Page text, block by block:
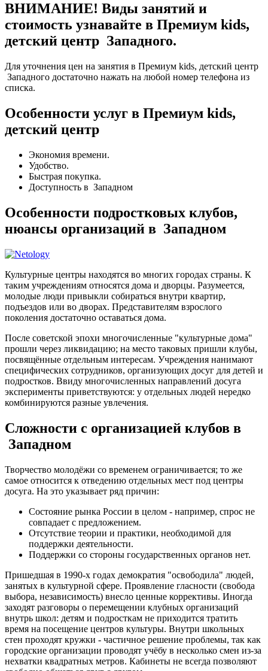
ВНИМАНИЕ! Виды занятий и
стоимость узнавайте в Премиум kids,
детский центр Западного.
Для уточнения цен на занятия в Премиум kids, детский центр
Западного достаточно нажать на любой номер телефона из
списка.
Особенности услуг в Премиум kids,
детский центр
Экономия времени.
Удобство.
Быстрая покупка.
Доступность в Западном
Особенности подростковых клубов,
нюансы организаций в Западном
Культурные центры находятся во многих городах страны. К
таким учреждениям относятся дома и дворцы. Разумеется,
молодые люди привыкли собираться внутри квартир,
подъездов или во дворах. Представителям взрослого
поколения достаточно оставаться дома.
После советской эпохи многочисленные "культурные дома"
прошли через ликвидацию; на место таковых пришли клубы,
посвящённые отдельным интересам. Учреждения нанимают
специфических сотрудников, организующих досуг для детей и
подростков. Ввиду многочисленных направлений досуга
эксперименты приветствуются: у отдельных людей нередко
комбинируются разные увлечения.
Сложности с организацией клубов в
Западном
Творчество молодёжи со временем ограничивается; то же
самое относится к отведению отдельных мест под центры
досуга. На это указывает ряд причин:
Состояние рынка России в целом - например, спрос не
совпадает с предложением.
Отсутствие теории и практики, необходимой для
поддержки деятельности.
Поддержки со стороны государственных органов нет.
Пришедшая в 1990-х годах демократия "освободила" людей,
занятых в культурной сфере. Проявление гласности (свобода
выбора, независимость) внесло ценные коррективы. Иногда
заходят разговоры о перемещении клубных организаций
внутрь школ: детям и подросткам не приходится тратить
время на посещение центров культуры. Внутри школьных
стен проходят кружки - частичное решение проблемы, так как
городские организации проводят учёбу в несколько смен из-за
нехватки квадратных метров. Кабинеты не всегда позволяют